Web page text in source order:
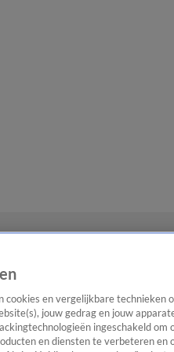
cookies en vergelijkbare technieken
jouw gedrag en jouw
ingeschakeld om
en diensten te verbeteren en